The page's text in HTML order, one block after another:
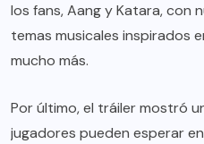
los fans, Aang y Katara, con
temas musicales inspirados
mucho más.
Por último, el tráiler mostró
jugadores pueden esperar